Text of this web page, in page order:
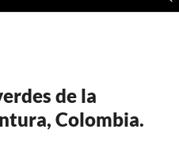
de la
Colombia.